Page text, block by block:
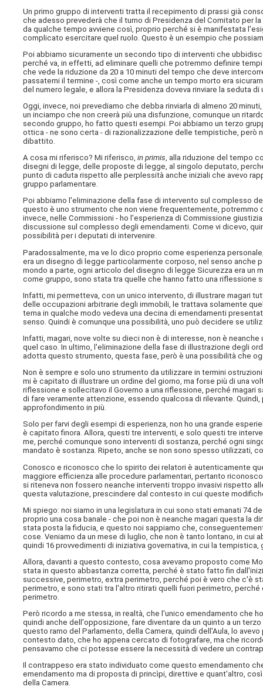
Un primo gruppo di interventi tratta il recepimento di prassi già
che adesso prevederà che il turno di Presidenza del Comitato per
da qualche tempo avviene così, proprio perché si è manifestata
complicato esercitare quel ruolo. Questo è un esempio che
Poi abbiamo sicuramente un secondo tipo di interventi che
perché va, in effetti, ad eliminare quelli che potremmo definire
che vede la riduzione da 20 a 10 minuti del tempo che deve
passatemi il termine -, così come anche un tempo morto era
del numero legale, e allora la Presidenza doveva rinviare la seduta di
Oggi, invece, noi prevediamo che debba rinviarla di almeno 20
un inciampo che non creerà più una disfunzione, comunque un
secondo gruppo, ho fatto questi esempi. Poi abbiamo un terzo
ottica - ne sono certa - di razionalizzazione delle tempistiche, però
dibattito.
A cosa mi riferisco? Mi riferisco,in primis, alla riduzione del tempo
disegni di legge, delle proposte di legge, al singolo deputato,
punto di caduta rispetto alle perplessità anche iniziali che avevo
gruppo parlamentare.
Poi abbiamo l'eliminazione della fase di intervento sul complesso
questo è uno strumento che non viene frequentemente,
invece, nelle Commissioni - ho l'esperienza di Commissione
discussione sul complesso degli emendamenti. Come vi dicevo,
possibilità per i deputati di intervenire.
Paradossalmente, ma ve lo dico proprio come esperienza
era un disegno di legge particolarmente corposo, nel senso anche
mondo a parte, ogni articolo del disegno di legge Sicurezza era
come gruppo, sono stata tra quelle che hanno fatto una riflessione
Infatti, mi permetteva, con un unico intervento, di illustrare magari
delle occupazioni arbitrarie degli immobili, le trattava solamente
tema in qualche modo vedeva una decina di emendamenti
senso. Quindi è comunque una possibilità, uno può decidere se
Infatti, magari, nove volte su dieci non è di interesse, non è
quel caso. In ultimo, l'eliminazione della fase di illustrazione degli
adotta questo strumento, questa fase, però è una possibilità che
Non è sempre e solo uno strumento da utilizzare in termini
mi è capitato di illustrare un ordine del giorno, ma forse più di una
riflessione e sollecitavo il Governo a una riflessione, perché magari
di fare veramente attenzione, essendo qualcosa di rilevante.
approfondimento in più.
Solo per farvi degli esempi di esperienza, non ho una grande
è capitato finora. Allora, questi tre interventi, e solo questi tre
me, perché comunque sono interventi di sostanza, perché ogni
mandato è sostanza. Ripeto, anche se non sono spesso utilizzati,
Conosco e riconosco che lo spirito dei relatori è autenticamente
maggiore efficienza alle procedure parlamentari, pertanto
si riteneva non fossero neanche interventi troppo invasivi rispetto
questa valutazione, prescindere dal contesto in cui queste
Mi spiego: noi siamo in una legislatura in cui sono stati emanati 74
proprio una cosa banale - che poi non è neanche magari questa la
stata posta la fiducia, e questo noi sappiamo che,
cose. Veniamo da un mese di luglio, che non è tanto lontano, in
quindi 16 provvedimenti di iniziativa governativa, in cui la
Allora, davanti a questo contesto, cosa avevamo proposto come
stata in questo abbastanza corretta, perché è stato fatto fin
successive, perimetro, extra perimetro, perché poi è vero che c'è
perimetro, e sono stati tra l'altro ritirati quelli fuori perimetro,
perimetro.
Però ricordo a me stessa, in realtà, che l'unico emendamento che
quindi anche dell'opposizione, fare diventare da un quinto a un
questo ramo del Parlamento, della Camera, quindi dell'Aula, lo
contesto dato, che ho appena cercato di fotografare, ma che
pensavamo che ci potesse essere la necessità di vedere un
Il contrappeso era stato individuato come questo emendamento
emendamento ma di proposta di princìpi, direttive e quant'altro,
della Camera.